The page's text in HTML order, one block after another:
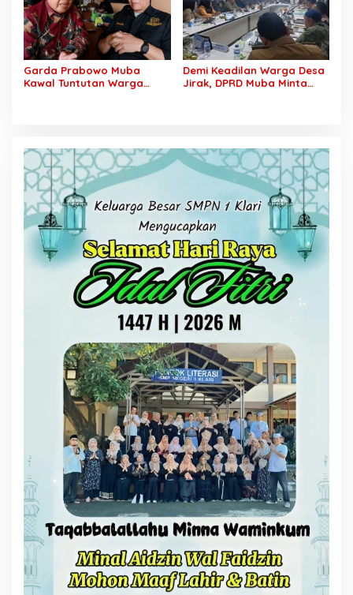
Kewajibannya
Garda Prabowo Muba
Kawal Tuntutan Warga
Demi Keadilan Warga Desa
Jirak, DPRD Muba Minta